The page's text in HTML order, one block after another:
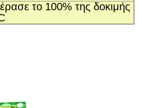
το 100% της δοκιμής